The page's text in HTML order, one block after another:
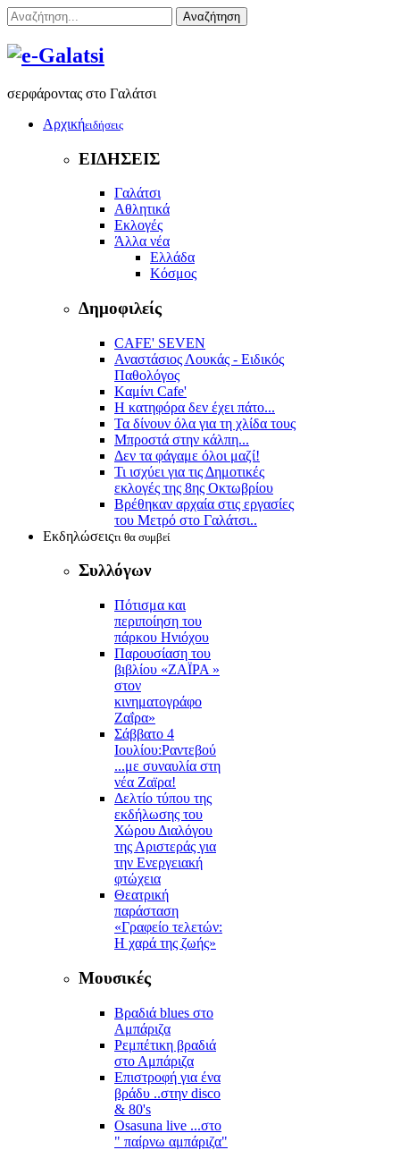
Αναζήτηση
σερφάροντας στο Γαλάτσι
Αρχικήειδήσεις
ΕΙΔΗΣΕΙΣ
Γαλάτσι
Αθλητικά
Εκλογές
Άλλα νέα
Ελλάδα
Κόσμος
Δημοφιλείς
CAFE' SEVEN
Αναστάσιος Λουκάς - Ειδικός
Παθολόγος
Kαμίνι Cafe'
Η κατηφόρα δεν έχει πάτο...
Τα δίνουν όλα για τη χλίδα τους
Μπροστά στην κάλπη...
Δεν τα φάγαμε όλοι μαζί!
Τι ισχύει για τις Δημοτικές
εκλογές της 8ης Οκτωβρίου
Βρέθηκαν αρχαία στις εργασίες
του Μετρό στο Γαλάτσι..
Εκδηλώσειςτι θα συμβεί
Συλλόγων
Πότισμα και
περιποίηση του
πάρκου Ηνιόχου
Παρουσίαση του
βιβλίου «ΖΑΪΡΑ »
στον
κινηματογράφο
Ζαΐρα»
Σάββατο 4
Ιουλίου:Ραντεβού
...με συναυλία στη
νέα Ζαϊρα!
Δελτίο τύπου της
εκδήλωσης του
Χώρου Διαλόγου
της Αριστεράς για
την Ενεργειακή
φτώχεια
Θεατρική
παράσταση
«Γραφείο τελετών:
Η χαρά της ζωής»
Μουσικές
Βραδιά blues στο
Αμπάριζα
Ρεμπέτικη βραδιά
στο Αμπάριζα
Επιστροφή για ένα
βράδυ ..στην disco
& 80's
Osasuna live ...στο
" παίρνω αμπάριζα"